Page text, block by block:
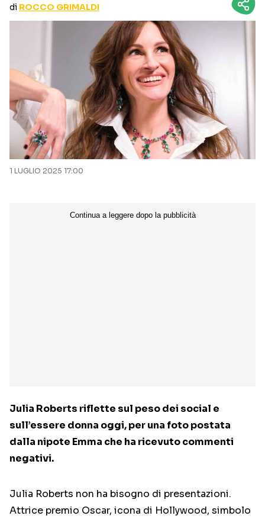
Seguici sui social
di ROCCO GRIMALDI
1 LUGLIO 2025 17:00
Julia Roberts riflette sul peso dei social e
sull’essere donna oggi, per una foto postata
dalla nipote Emma che ha ricevuto commenti
negativi.
Julia Roberts non ha bisogno di presentazioni.
Attrice premio Oscar, icona di Hollywood, simbolo